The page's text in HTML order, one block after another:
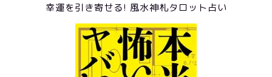
幸運を引き寄せる! 風水神札タロット占い